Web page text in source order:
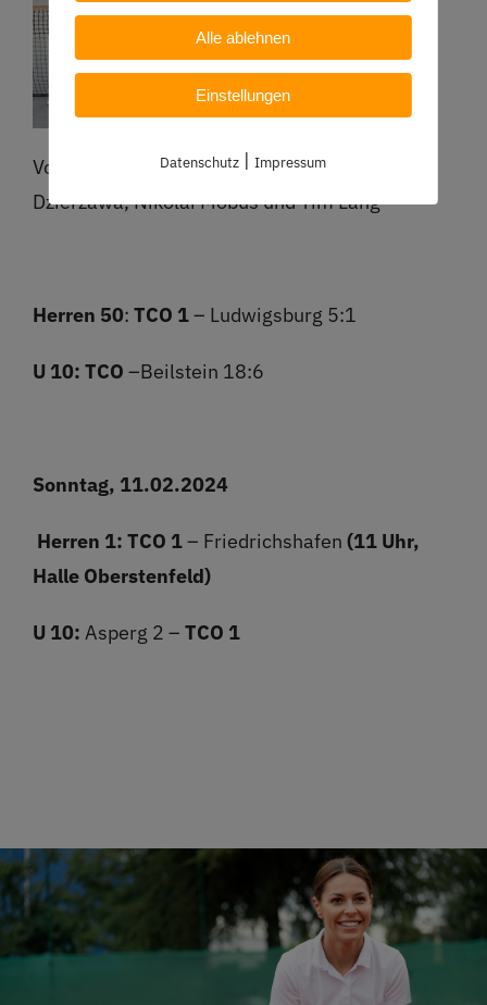
Von links nach rechts: Max Gläser, Erik
Dzierzawa, Nikolai Möbus und Tim Lang
Herren 50: TCO 1– Ludwigsburg 5:1
U 10: TCO –Beilstein 18:6
Sonntag, 11.02.2024
Herren 1: TCO 1– Friedrichshafen (11 Uhr,
Halle Oberstenfeld)
U 10: Asperg 2 – TCO 1
Alle ablehnen
Einstellungen
Datenschutz |Impressum